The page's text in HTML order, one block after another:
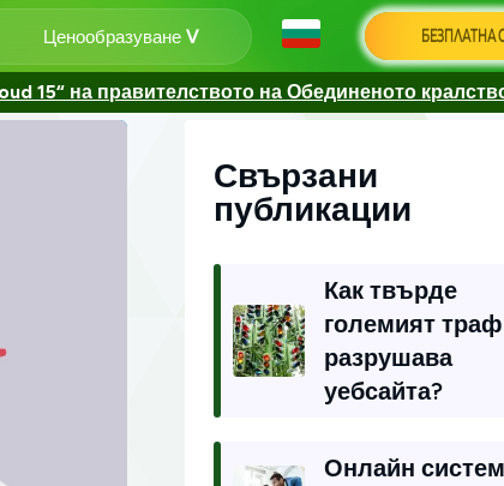
Ценообразуване
15“ на правителството на Обединеното
Свързани
публикации
Как твърде
големият
разрушава
уебсайта?
Онлайн